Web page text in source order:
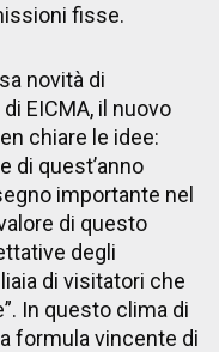
fisse.
novità di
EICMA, il nuovo
chiare le idee:
di quest’anno
importante nel
di questo
degli
di visitatori che
In questo clima di
formula vincente di